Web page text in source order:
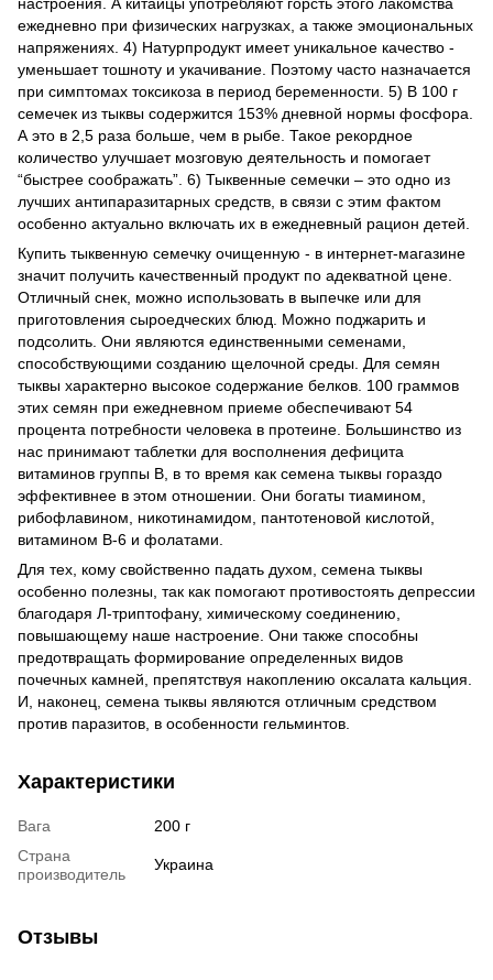
ежедневно при физических нагрузках, а также эмоциональных
напряжениях. 4) Натурпродукт имеет уникальное качество -
уменьшает тошноту и укачивание. Поэтому часто назначается
при симптомах токсикоза в период беременности. 5) В 100 г
семечек из тыквы содержится 153% дневной нормы фосфора.
А это в 2,5 раза больше, чем в рыбе. Такое рекордное
количество улучшает мозговую деятельность и помогает
“быстрее соображать”. 6) Тыквенные семечки – это одно из
лучших антипаразитарных средств, в связи с этим фактом
особенно актуально включать их в ежедневный рацион детей.
Купить тыквенную семечку очищенную - в интернет-магазине
значит получить качественный продукт по адекватной цене.
Отличный снек, можно использовать в выпечке или для
приготовления сыроедческих блюд. Можно поджарить и
подсолить. Они являются единственными семенами,
способствующими созданию щелочной среды. Для семян
тыквы характерно высокое содержание белков. 100 граммов
этих семян при ежедневном приеме обеспечивают 54
процента потребности человека в протеине. Большинство из
нас принимают таблетки для восполнения дефицита
витаминов группы В, в то время как семена тыквы гораздо
эффективнее в этом отношении. Они богаты тиамином,
рибофлавином, никотинамидом, пантотеновой кислотой,
витамином В-6 и фолатами.
Для тех, кому свойственно падать духом, семена тыквы
особенно полезны, так как помогают противостоять депрессии
благодаря Л-триптофану, химическому соединению,
повышающему наше настроение. Они также способны
предотвращать формирование определенных видов
почечных камней, препятствуя накоплению оксалата кальция.
И, наконец, семена тыквы являются отличным средством
против паразитов, в особенности гельминтов.
Характеристики
Вага
200 г
Страна
производитель
Украина
Отзывы